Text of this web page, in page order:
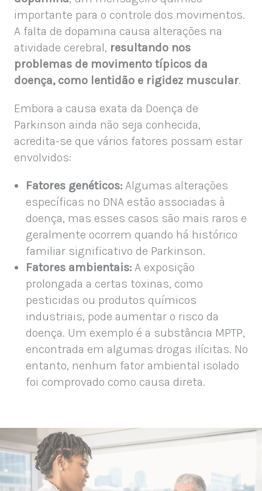
importante para o controle dos movimentos.
A falta de dopamina causa alterações na
atividade cerebral, resultando nos
problemas de movimento típicos da
doença, como lentidão e rigidez muscular.
Embora a causa exata da Doença de
Parkinson ainda não seja conhecida,
acredita-se que vários fatores possam estar
envolvidos:
Fatores genéticos: Algumas alterações
específicas no DNA estão associadas à
doença, mas esses casos são mais raros e
geralmente ocorrem quando há histórico
familiar significativo de Parkinson.
Fatores ambientais: A exposição
prolongada a certas toxinas, como
pesticidas ou produtos químicos
industriais, pode aumentar o risco da
doença. Um exemplo é a substância MPTP,
encontrada em algumas drogas ilícitas. No
entanto, nenhum fator ambiental isolado
foi comprovado como causa direta.